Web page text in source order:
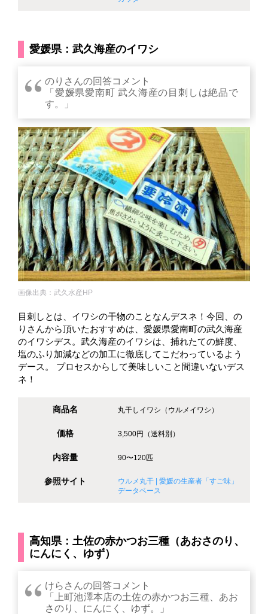
愛媛県：武久海産のイワシ
のりさんの回答コメント
「愛媛県愛南町 武久海産の目刺しは絶品で
す。」
画像出典：武久水産HP
目刺しとは、イワシの干物のことなんデスネ！今回、の
りさんから頂いたおすすめは、愛媛県愛南町の武久海産
のイワシデス。武久海産のイワシは、捕れたての鮮度、
塩のふり加減などの加工に徹底してこだわっているよう
デース。 プロセスからして美味しいこと間違いないデス
ネ！
商品名 丸干しイワシ（ウルメイワシ）
価格 3,500円（送料別）
内容量 90〜120匹
参照サイト
ウルメ丸干 | 愛媛の生産者「すご味」
データベース
高知県：土佐の赤かつお三種（あおさのり、
にんにく、ゆず）
けらさんの回答コメント
「上町池澤本店の土佐の赤かつお三種、あお
さのり、にんにく、ゆず。」